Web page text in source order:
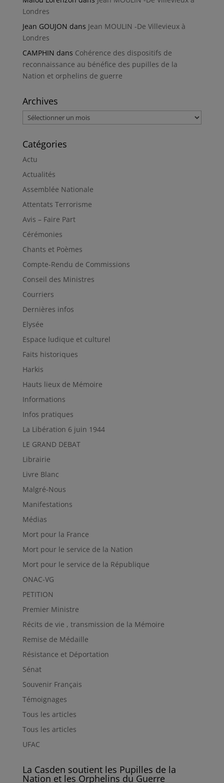
Londres
Jean GOUJON dans Jean MOULIN -De Villevieux à
Londres
CAMPHIN dans Cohérence des dispositifs de
reconnaissance au bénéfice des pupilles de la
Nation et orphelins de guerre
Archives
Archives
Catégories
Actu
Actualités
Assemblée Nationale
Attentats Terrorisme
Avis – Faire Part
Cérémonies
Chants et Poèmes
Compte-Rendu de Commissions
Conseil des Ministres
Courriers
Dernières infos
Elysée
Espace ludique et culturel
Faits historiques
Harkis
Hauts lieux de Mémoire
Informations
Infos pratiques
La Libération 6 juin 1944
LE GRAND DEBAT
Librairie
Livre Blanc
Malgré-Nous
Manifestations
Médias
Mort pour la France
Mort pour le service de la Nation
Mort pour le service de la République
ONAC-VG
PETITION
Premier Ministre
Récits de vie , transmission de la Mémoire
Remise de Médaille
Résistance et Déportation
Sénat
Souvenir Français
Témoignages
Tous les articles
Tous les articles
UFAC
La Casden soutient les Pupilles de la
Nation et les Orphelins du Guerre